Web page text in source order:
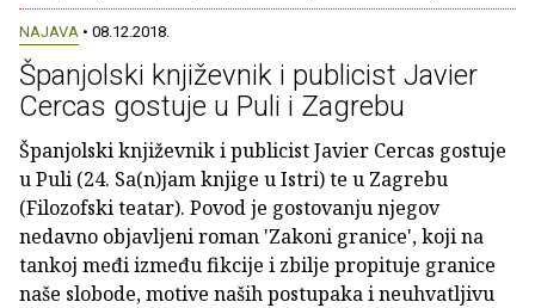
NAJAVA • 08.12.2018.
Španjolski književnik i publicist Javier
Cercas gostuje u Puli i Zagrebu
Španjolski književnik i publicist Javier Cercas gostuje
u Puli (24. Sa(n)jam knjige u Istri) te u Zagrebu
(Filozofski teatar). Povod je gostovanju njegov
nedavno objavljeni roman 'Zakoni granice', koji na
tankoj međi između fikcije i zbilje propituje granice
naše slobode, motive naših postupaka i neuhvatljivu